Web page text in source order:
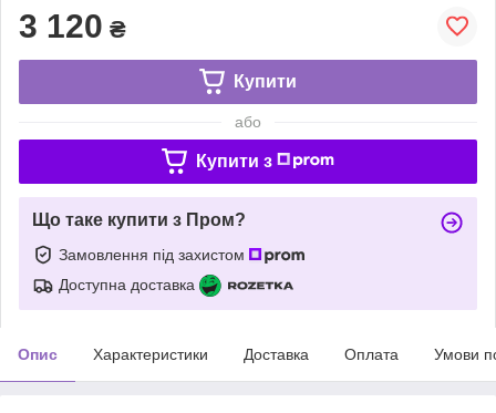
3 120 ₴
Купити
або
Купити з
Що таке купити з Пром?
Замовлення під захистом
Доступна доставка
Опис Характеристики Доставка Оплата Умови